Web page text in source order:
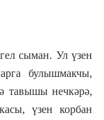
сыман. Ул үзен
булышмакчы,
тавышы нечкәрә,
үзен корбан